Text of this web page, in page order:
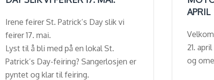
Irene feirer St. Patrick’s Day slik vi
feirer 17. mai.
Lyst til å bli med på en lokal St.
Patrick’s Day-feiring? Sangerlosjen er
pyntet og klar til feiring.
APRIL
21.
og